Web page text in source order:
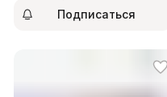
Подписаться